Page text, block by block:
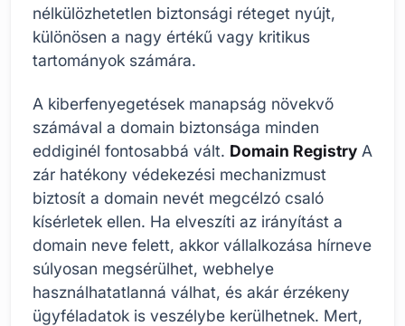
nélkülözhetetlen biztonsági réteget nyújt,
különösen a nagy értékű vagy kritikus
tartományok számára.
A kiberfenyegetések manapság növekvő
számával a domain biztonsága minden
eddiginél fontosabbá vált. Domain Registry A
zár hatékony védekezési mechanizmust
biztosít a domain nevét megcélzó csaló
kísérletek ellen. Ha elveszíti az irányítást a
domain neve felett, akkor vállalkozása hírneve
súlyosan megsérülhet, webhelye
használhatatlanná válhat, és akár érzékeny
ügyféladatok is veszélybe kerülhetnek. Mert,